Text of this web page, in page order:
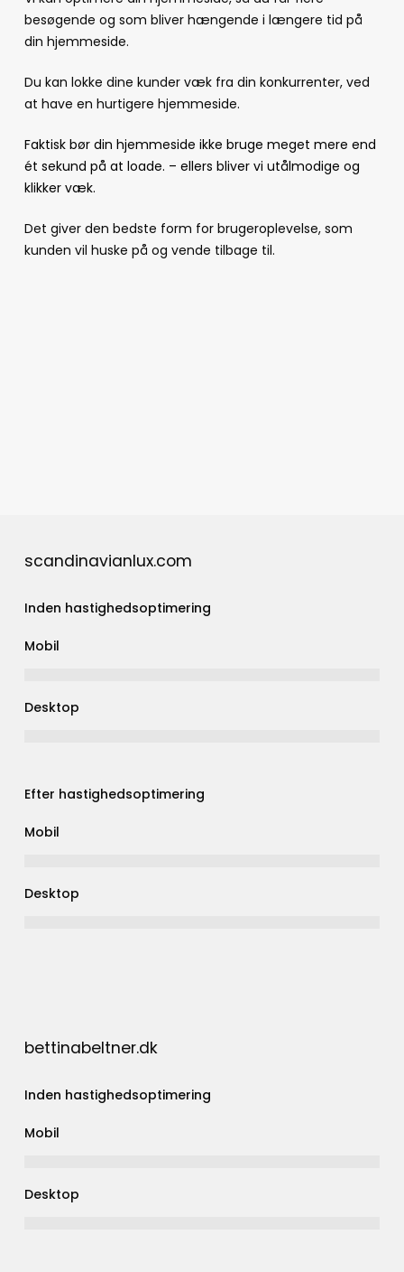
besøgende og som bliver hængende i længere tid på
din hjemmeside.
Du kan lokke dine kunder væk fra din konkurrenter, ved
at have en hurtigere hjemmeside.
Faktisk bør din hjemmeside ikke bruge meget mere end
ét sekund på at loade. – ellers bliver vi utålmodige og
klikker væk.
Det giver den bedste form for brugeroplevelse, som
kunden vil huske på og vende tilbage til.
scandinavianlux.com
Inden hastighedsoptimering
Mobil
Desktop
Efter hastighedsoptimering
Mobil
Desktop
bettinabeltner.dk
Inden hastighedsoptimering
Mobil
Desktop